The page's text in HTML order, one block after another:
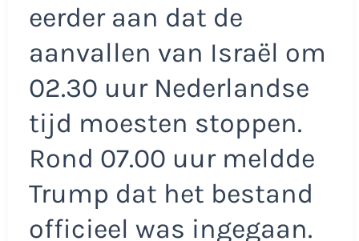
eerder aan dat de
aanvallen van Israël om
02.30 uur Nederlandse
tijd moesten stoppen.
Rond 07.00 uur meldde
Trump dat het bestand
officieel was ingegaan.